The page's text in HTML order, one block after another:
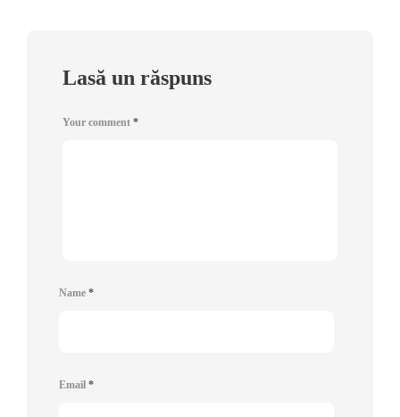
Lasă un răspuns
Your comment *
Name *
Email *